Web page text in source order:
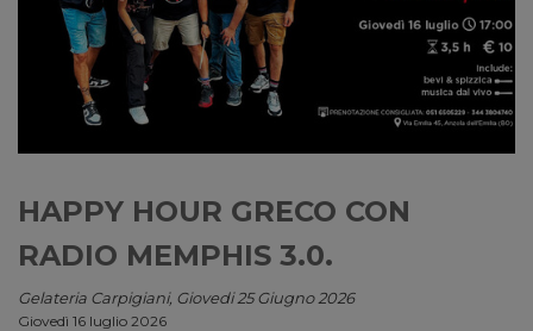
HAPPY HOUR GRECO CON
RADIO MEMPHIS 3.0.
Gelateria Carpigiani, Giovedi 25 Giugno 2026
Giovedì 16 luglio 2026